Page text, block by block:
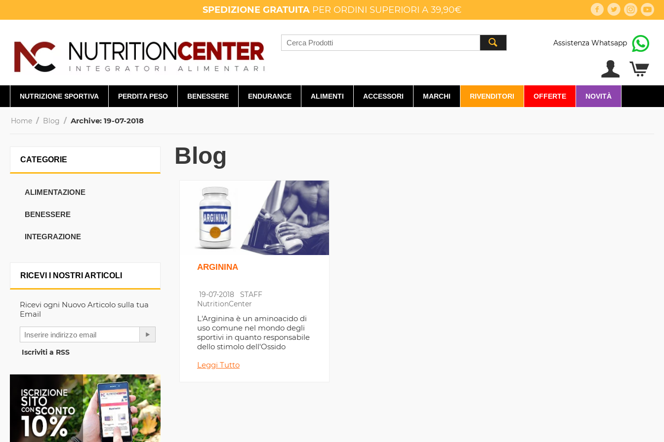
SPEDIZIONE GRATUITA PER ORDINI SUPERIORI A 39,90€
Assistenza Whatsapp
NUTRIZIONE SPORTIVA PERDITA PESO BENESSERE ENDURANCE ALIMENTI ACCESSORI MARCHI RIVENDITORI OFFERTE NOVITÀ
Home / Blog / Archive: 19-07-2018
CATEGORIE
ALIMENTAZIONE
BENESSERE
INTEGRAZIONE
RICEVI I NOSTRI ARTICOLI
Ricevi ogni Nuovo Articolo sulla tua
Email
Iscriviti a RSS
Blog
ARGININA
19-07-2018
STAFF
NutritionCenter
L'Arginina è un aminoacido di
uso comune nel mondo degli
sportivi in quanto responsabile
dello stimolo dell'Ossido
muscolare.
Leggi Tutto